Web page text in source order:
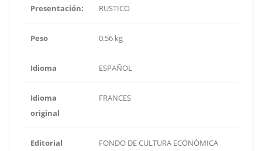
Presentación: RUSTICO
Peso 0.56 kg
Idioma ESPAÑOL
Idioma
original
FRANCES
Editorial
FONDO DE CULTURA ECONÓMICA